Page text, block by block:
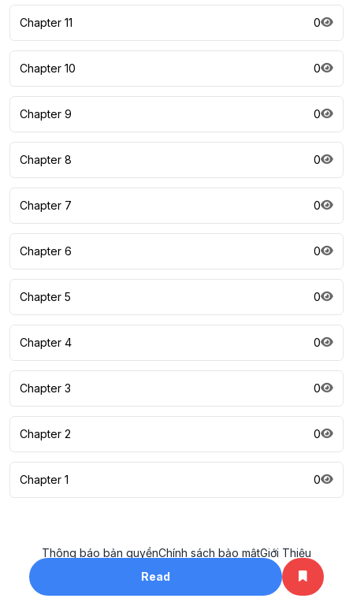
Read
Chapter 11 0
Chapter 10 0
Chapter 9 0
Chapter 8 0
Chapter 7 0
Chapter 6 0
Chapter 5 0
Chapter 4 0
Chapter 3 0
Chapter 2 0
Chapter 1 0
Thông báo bản quyềnChính sách bảo mậtGiới Thiệu
All rights reserved. ©2023